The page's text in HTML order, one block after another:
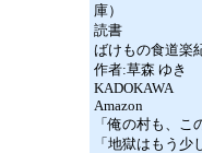
庫）
読書
ばけもの食道楽
作者:草森 ゆき
KADOKAWA
Amazon
「俺の村も、こ
「地獄はもう少